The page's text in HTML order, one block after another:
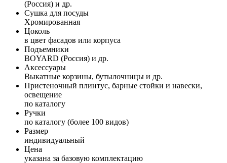
(Россия) и др.
Сушка для посуды
Хромированная
Цоколь
в цвет фасадов или корпуса
Подъемники
BOYARD (Россия) и др.
Аксессуары
Выкатные корзины, бутылочницы и др.
Пристеночный плинтус, барные стойки и навески,
освещение
по каталогу
Ручки
по каталогу (более 100 видов)
Размер
индивидуальный
Цена
указана за базовую комплектацию